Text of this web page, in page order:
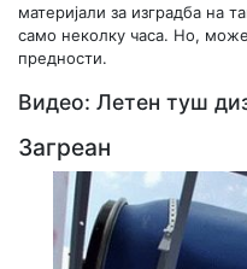
материјали за изградба на
само неколку часа. Но,
предности.
Видео: Летен туш
Загреан